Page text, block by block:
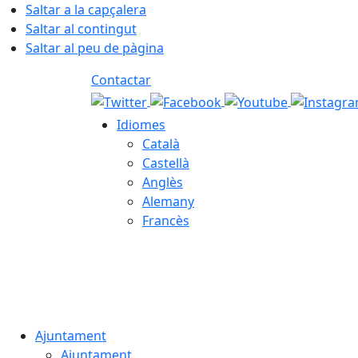
Saltar a la capçalera
Saltar al contingut
Saltar al peu de pàgina
Contactar
Idiomes
Català
Castellà
Anglès
Alemany
Francès
Ajuntament